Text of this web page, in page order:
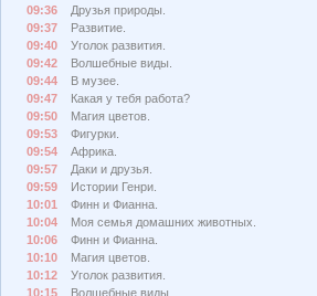
09:36
Друзья природы.
09:37
Развитие.
09:40
Уголок развития.
09:42
Волшебные виды.
09:44
В музее.
09:47
Какая у тебя работа?
09:50
Магия цветов.
09:53
Фигурки.
09:54
Африка.
09:57
Даки и друзья.
09:59
Истории Генри.
10:01
Финн и Фианна.
10:04
Моя семья домашних животных.
10:06
Финн и Фианна.
10:10
Магия цветов.
10:12
Уголок развития.
10:15
Волшебные виды.